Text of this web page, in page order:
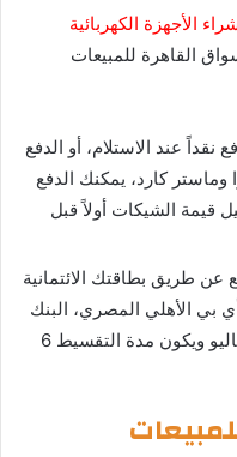
الأجهزة الكهربائية
القاهرة للمبيعات
عند الاستلام، أو الدفع
كارد، يمكنك الدفع
الشيكات أولاً قبل
عن طريق بطاقتك الائتمانية
بي الأهلي المصري، البنك
الأهلي القطري، استخدام نظام فاليو ويكون مدة التقسيط 6